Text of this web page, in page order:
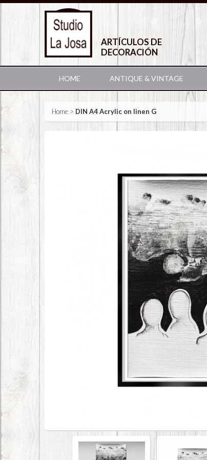
ARTÍCULOS DE
DECORACIÓN
HOME ANTIQUE & VINTAGE
Home > DIN A4 Acrylic on linen G